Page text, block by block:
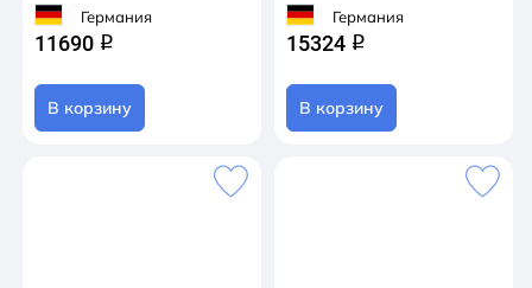
Германия
11690 q
В корзину
Германия
15324 q
В корзину